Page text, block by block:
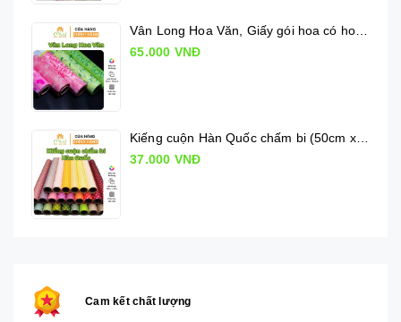
65.000 VNĐ
Kiếng cuộn Hàn Quốc chấm bi (50cm x 10m)
37.000 VNĐ
Cam kết chất lượng